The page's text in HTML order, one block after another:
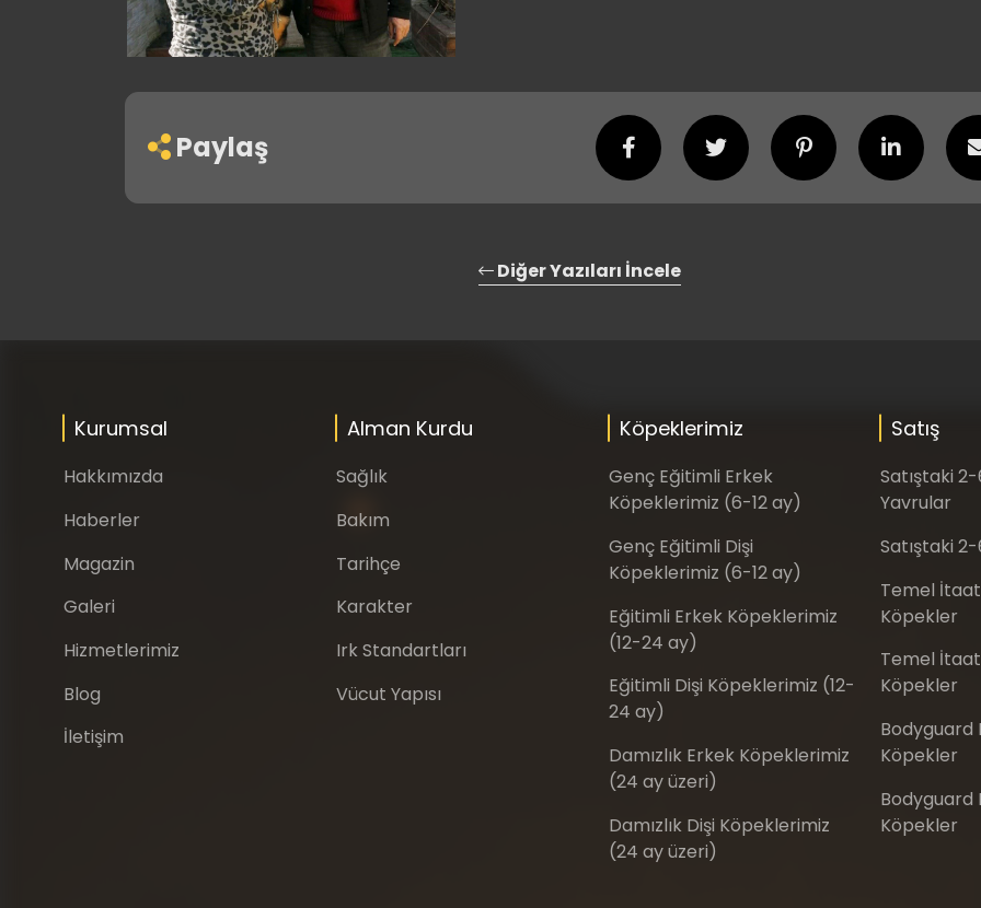
Paylaş
Diğer Yazıları İncele
Kurumsal
Hakkımızda
Haberler
Magazin
Galeri
Hizmetlerimiz
Blog
İletişim
Alman Kurdu
Sağlık
Bakım
Tarihçe
Karakter
Irk Standartları
Vücut Yapısı
Köpeklerimiz
Genç Eğitimli Erkek
Köpeklerimiz (6-12 ay)
Genç Eğitimli Dişi
Köpeklerimiz (6-12 ay)
Eğitimli Erkek Köpeklerimiz
(12-24 ay)
Eğitimli Dişi Köpeklerimiz (12-
24 ay)
Damızlık Erkek Köpeklerimiz
(24 ay üzeri)
Damızlık Dişi Köpeklerimiz
(24 ay üzeri)
Satış
Satıştaki
Yavrular
Satıştaki
Temel
Köpekler
Temel
Köpekler
Bodyguard
Köpekler
Bodyguard
Köpekler